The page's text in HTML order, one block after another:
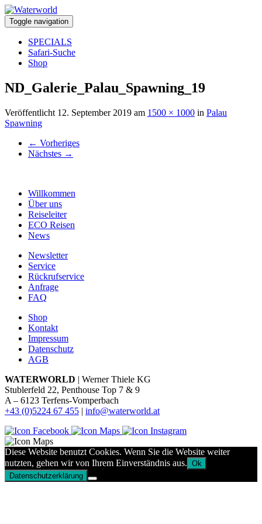
Toggle navigation
SPECIALS
Safari-Suche
Shop
ND_Galerie_Palau_Spawning_19
Veröffentlicht 12. September 2019 am 1500 × 1000 in Palau
Spawning
← Vorheriges
Nächstes →
Willkommen
Über uns
Reiseleiter
ECO Reisen
News
Newsletter
Service
Rückrufservice
Anfrage
FAQ
Shop
Kontakt
Impressum
Datenschutz
AGB
WATERWORLD | Werner Thiele KG
Stublerfeld 22, Penthouse Top 7 & 9
A – 6123 Terfens-Vomperbach
+43 (0)5224 67 455 | info@waterworld.at
Diese Website benutzt Cookies. Wenn Sie die Website weiter
nutzten, gehen wir von Ihrem Einverständnis aus. Ok
Datenschutzerklärung